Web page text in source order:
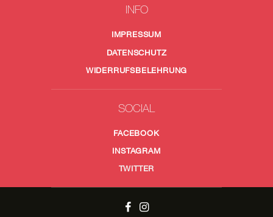
INFO
IMPRESSUM
DATENSCHUTZ
WIDERRUFSBELEHRUNG
SOCIAL
FACEBOOK
INSTAGRAM
TWITTER